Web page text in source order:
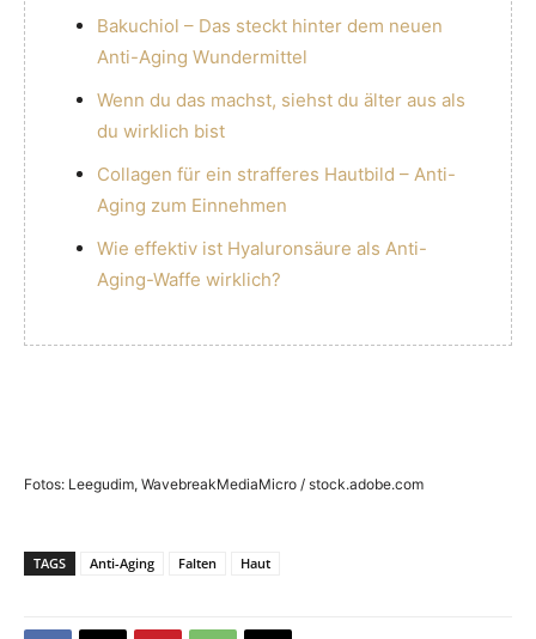
Bakuchiol – Das steckt hinter dem neuen
Anti-Aging Wundermittel
Wenn du das machst, siehst du älter aus als
du wirklich bist
Collagen für ein strafferes Hautbild – Anti-
Aging zum Einnehmen
Wie effektiv ist Hyaluronsäure als Anti-
Aging-Waffe wirklich?
Fotos: Leegudim, WavebreakMediaMicro / stock.adobe.com
TAGS Anti-Aging Falten Haut